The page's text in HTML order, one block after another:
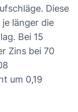
Diese
länger die
Bei 15
Zins bei 70
um 0,19